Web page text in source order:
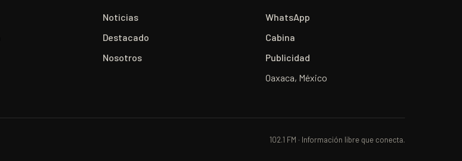
Noticias
Destacado
Nosotros
WhatsApp
Cabina
Publicidad
Oaxaca, México
102.1 FM · Información libre que conecta.